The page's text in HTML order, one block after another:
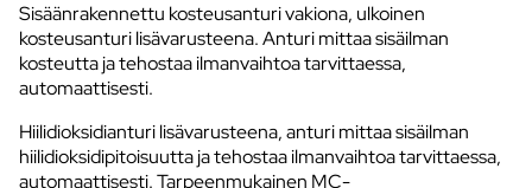
Sisäänrakennettu kosteusanturi vakiona, ulkoinen
kosteusanturi lisävarusteena. Anturi mittaa sisäilman
kosteutta ja tehostaa ilmanvaihtoa tarvittaessa,
automaattisesti.
Hiilidioksidianturi lisävarusteena, anturi mittaa sisäilman
hiilidioksidipitoisuutta ja tehostaa ilmanvaihtoa tarvittaessa,
automaattisesti. Tarpeenmukainen MC-